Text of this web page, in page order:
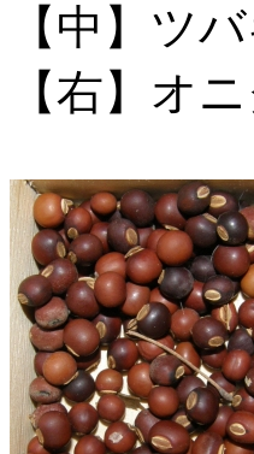
【中】ツ
【右】オ